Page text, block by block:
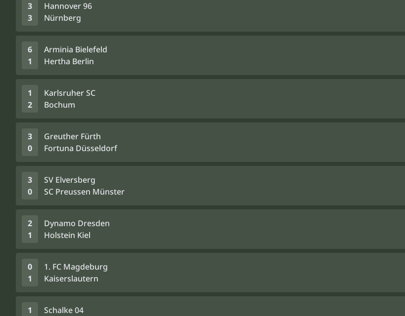
3
3
Hannover 96
Nürnberg
6
1
Arminia Bielefeld
Hertha Berlin
1
2
Karlsruher SC
Bochum
3
0
Greuther Fürth
Fortuna Düsseldorf
3
0
SV Elversberg
SC Preussen Münster
2
1
Dynamo Dresden
Holstein Kiel
0
1
1. FC Magdeburg
Kaiserslautern
1
Schalke 04